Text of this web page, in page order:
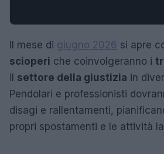
Il mese di giugno 2026 si apre
scioperi che coinvolgeranno i
il settore della giustizia in
Pendolari e professionisti
disagi e rallentamenti,
propri spostamenti e le attività